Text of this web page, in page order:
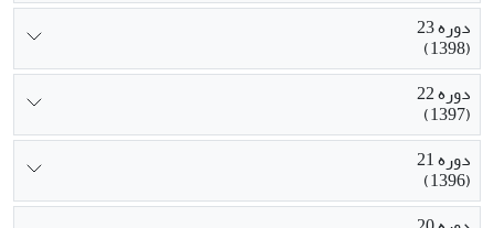
دوره 23
(1398)
دوره 22
(1397)
دوره 21
(1396)